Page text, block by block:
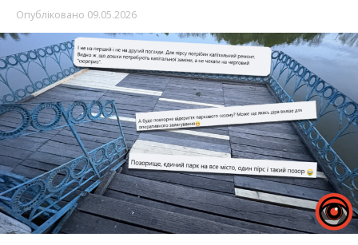
Опубліковано 09.05.2026